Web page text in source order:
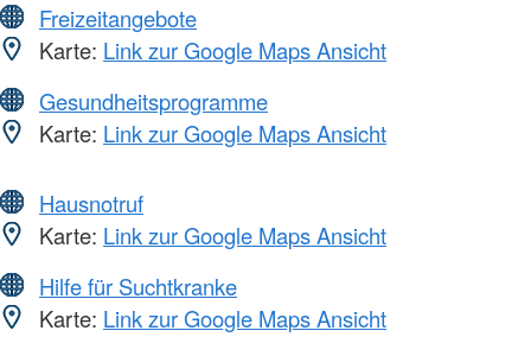
Freizeitangebote
Karte: Link zur Google Maps Ansicht
Gesundheitsprogramme
Karte: Link zur Google Maps Ansicht
Hausnotruf
Karte: Link zur Google Maps Ansicht
Hilfe für Suchtkranke
Karte: Link zur Google Maps Ansicht